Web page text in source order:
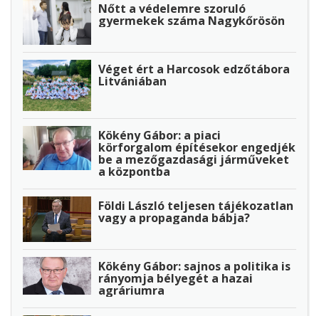
Nőtt a védelemre szoruló
gyermekek száma Nagykőrösön
Véget ért a Harcosok edzőtábora
Litvániában
Kökény Gábor: a piaci
körforgalom építésekor engedjék
be a mezőgazdasági járműveket
a központba
Földi László teljesen tájékozatlan
vagy a propaganda bábja?
Kökény Gábor: sajnos a politika is
rányomja bélyegét a hazai
agráriumra